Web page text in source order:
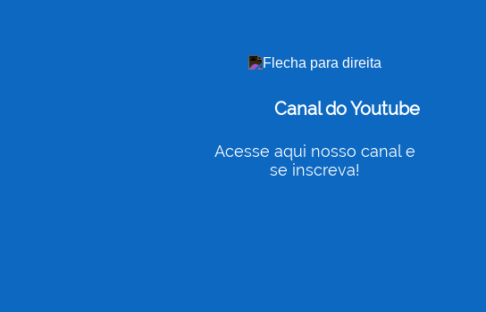
Canal do Youtube
Acesse aqui nosso canal e
se inscreva!